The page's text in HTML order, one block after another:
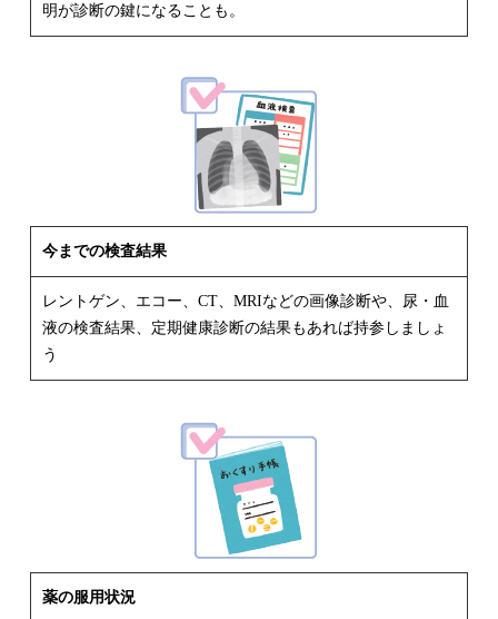
明が診断の鍵になることも。
今までの検査結果
レントゲン、エコー、CT、MRIなどの画像診断や、尿・血
液の検査結果、定期健康診断の結果もあれば持参しましょ
う
薬の服用状況